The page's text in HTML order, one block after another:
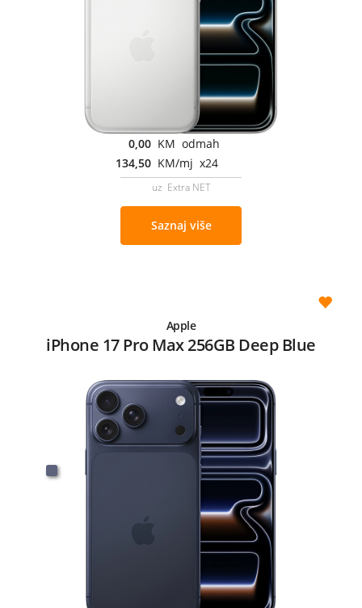
0,00 KM odmah
134,50 KM/mj x24
uz Extra NET
Saznaj više
Apple
iPhone 17 Pro Max 256GB Deep Blue